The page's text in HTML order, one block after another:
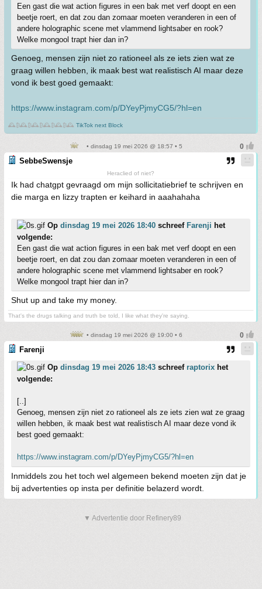
Een gast die wat action figures in een bak met verf doopt en een
beetje roert, en dat zou dan zomaar moeten veranderen in een of
andere holographic scene met vlammend lightsaber en rook?
Welke mongool trapt hier dan in?
Genoeg, mensen zijn niet zo rationeel als ze iets zien wat ze
graag willen hebben, ik maak best wat realistisch AI maar deze
vond ik best goed gemaakt:
https://www.instagram.com/p/DYeyPjmyCG5/?hl=en
🕰️₿🕰️₿🕰️₿🕰️₿🕰️₿🕰️ TikTok next Block
• dinsdag 19 mei 2026 @ 18:57 • 5
SebbeSwensje
Heraclied of niet?
Ik had chatgpt gevraagd om mijn sollicitatiebrief te schrijven en
die marga en lizzy trapten er keihard in aaahahaha
Op dinsdag 19 mei 2026 18:40 schreef Farenji het
volgende:
Een gast die wat action figures in een bak met verf doopt en een
beetje roert, en dat zou dan zomaar moeten veranderen in een of
andere holographic scene met vlammend lightsaber en rook?
Welke mongool trapt hier dan in?
Shut up and take my money.
That's the drugs talking and truth be told, I like what they're saying.
• dinsdag 19 mei 2026 @ 19:00 • 6
Farenji
Op dinsdag 19 mei 2026 18:43 schreef raptorix het
volgende:
[..]
Genoeg, mensen zijn niet zo rationeel als ze iets zien wat ze graag
willen hebben, ik maak best wat realistisch AI maar deze vond ik
best goed gemaakt:
https://www.instagram.com/p/DYeyPjmyCG5/?hl=en
Inmiddels zou het toch wel algemeen bekend moeten zijn dat je
bij advertenties op insta per definitie belazerd wordt.
▼ Advertentie door Refinery89